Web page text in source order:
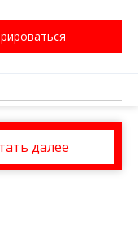
далее